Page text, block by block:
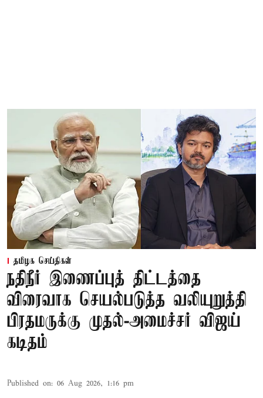
தமிழக செய்திகள்
நதிநீர் இணைப்புத் திட்டத்தை
விரைவாக செயல்படுத்த வலியுறுத்தி
பிரதமருக்கு முதல்-அமைச்சர் விஜய்
கடிதம்
Published on: 06 Aug 2026, 1:16 pm